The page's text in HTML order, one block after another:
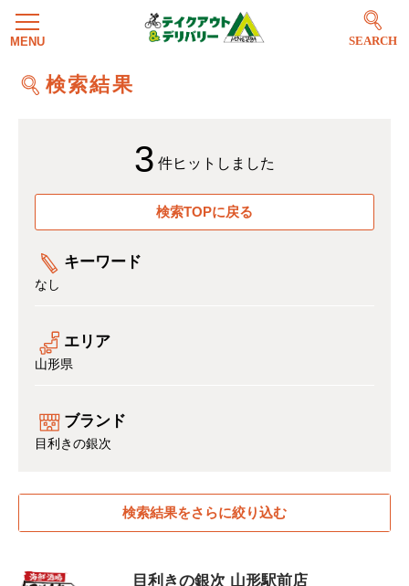
SEARCH
検索結果
3 件ヒットしました
検索TOPに戻る
キーワード
なし
エリア
山形県
ブランド
目利きの銀次
検索結果をさらに絞り込む
目利きの銀次 山形駅前店